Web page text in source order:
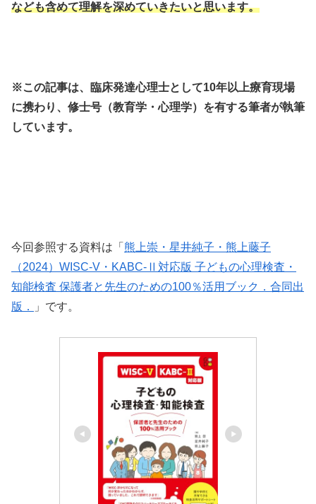
なども含めて理解を深めていきたいと思います。
※この記事は、臨床発達心理士として10年以上療育現場
に携わり、修士号（教育学・心理学）を有する筆者が執筆
しています。
今回参照する資料は「 熊上崇・星井純子・熊上藤子
（2024）WISC-V・KABC-Ⅱ対応版 子どもの心理検査・
知能検査 保護者と先生のための100％活用ブック．合同出
版．
」です。